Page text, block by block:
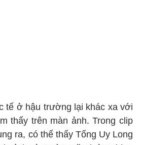
tế ở hậu trường lại khác xa với
thấy trên màn ảnh. Trong clip
ra, có thể thấy Tống Uy Long